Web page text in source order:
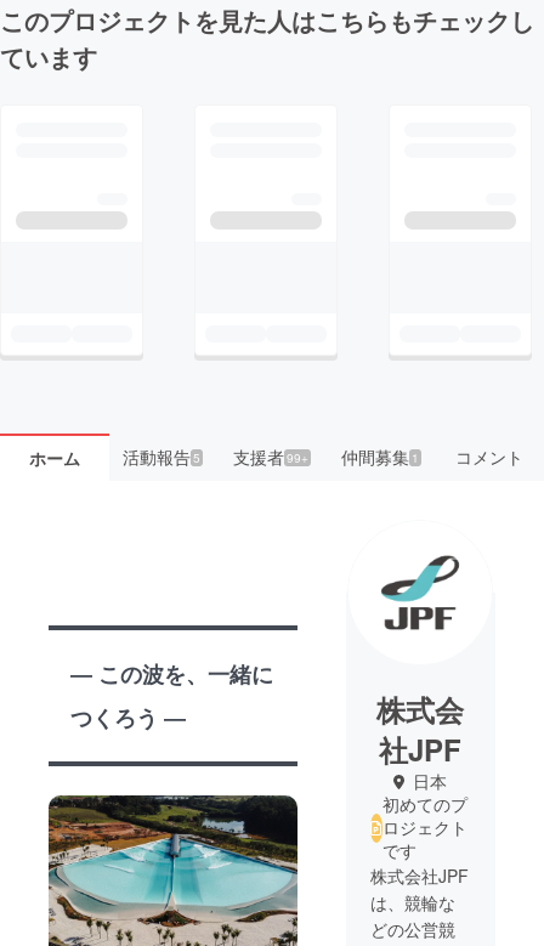
このプロジェクトを見た人はこちらもチェックし
ています
ホーム 活動報告5 支援者99+ 仲間募集 1 コメント
― この波を、一緒に
つくろう ―
株式会
社JPF
日本
初めてのプ
ロジェクト
です
株式会社JPF
は、競輪な
どの公営競